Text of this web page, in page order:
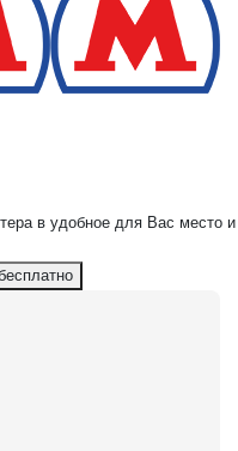
в удобное для Вас место и